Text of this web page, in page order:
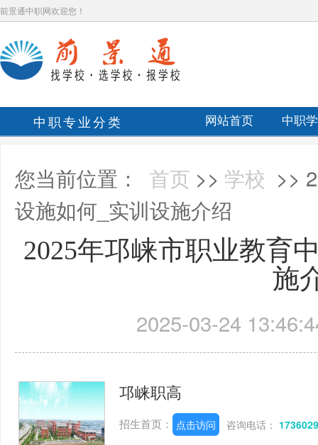
前景通中职网欢迎您！
中职专业分类 网站首页 中职
您当前位置： 首页 >> 学校 >>
设施如何_实训设施介绍
2025年邛崃市职业教育
施
2025-03-24
邛崃职高
招生首页： 点击访问 咨询电话：